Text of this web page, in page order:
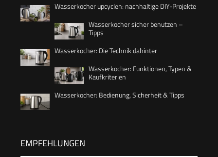
Wasserkocher upcyclen: nachhaltige DIY-Projekte
Wasserkocher sicher benutzen –
Tipps
Wasserkocher: Die Technik dahinter
Wasserkocher: Funktionen, Typen &
Kaufkriterien
Wasserkocher: Bedienung, Sicherheit & Tipps
EMPFEHLUNGEN